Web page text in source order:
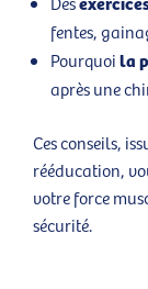
fentes,
Pourquoila
après une
Ces conseils,
rééducation,
votre force
sécurité.